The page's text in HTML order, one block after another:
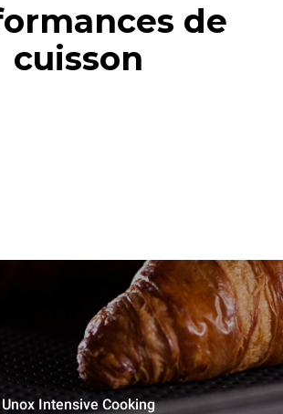
de
cuisson
Unox Intensive Cooking